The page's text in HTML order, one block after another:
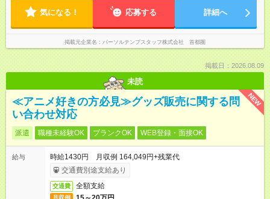
気になる！ 応募する 詳細へ
掲載元企業名 パーソルテンプスタッフ株式会社 首都圏
掲載日：2026.08.09
未読
NEW
≪アニメ好きの方必見≫グッズ販売に関する問
い合わせ対応
派遣 職種未経験OK ブランクOK WEB登録・面接OK
給与
時給1430円 月収例 164,049円+残業代
交通費別途支給あり
交通費 全額支給
月収例